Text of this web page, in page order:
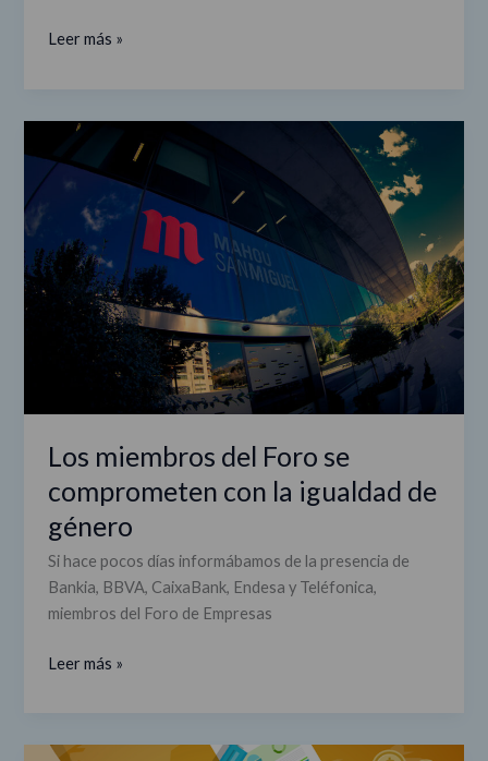
Leer más »
Los miembros del Foro se
comprometen con la igualdad de
género
Si hace pocos días informábamos de la presencia de
Bankia, BBVA, CaixaBank, Endesa y Teléfonica,
miembros del Foro de Empresas
miembros
del
Foro
comprometen
con
igualdad
Leer más »
El